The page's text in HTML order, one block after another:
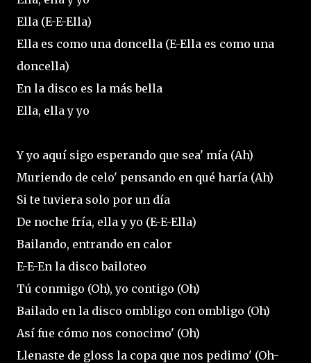
Ella (E-E-Ella)
Ella es como una doncella (E-Ella es como una
doncella)
En la disco es la más bella
Ella, ella y yo
Y yo aquí sigo esperando que sea' mía (Ah)
Muriendo de celo' pensando en qué haría (Ah)
Si te tuviera solo por un día
De noche fría, ella y yo (E-E-Ella)
Bailando, entrando en calor
E-E-En la disco bailoteo
Tú conmigo (Oh), yo contigo (Oh)
Bailado en la disco ombligo con ombligo (Oh)
Así fue cómo nos conocimo' (Oh)
Llenaste de gloss la copa que nos pedimo' (Oh-